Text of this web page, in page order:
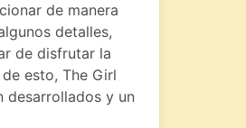
de manera
detalles,
de disfrutar la
esto, The Girl
desarrollados y un